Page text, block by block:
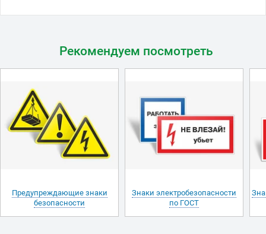
Рекомендуем посмотреть
Предупреждающие знаки
безопасности
Знаки электробезопасности
по ГОСТ